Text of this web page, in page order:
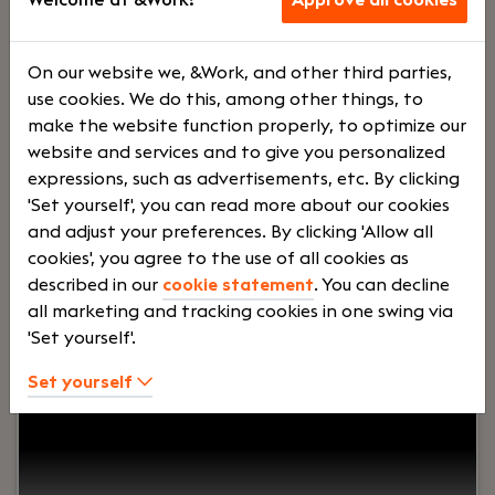
Voltij
d
€
6500 -
€
8000
Your role:
kijkt dan de cijfers? Krijg jij energie van het
On our website we, &Work, and other third parties,
use cookies. We do this, among other things, to
make the website function properly, to optimize our
website and services and to give you personalized
expressions, such as advertisements, etc. By clicking
'Set yourself', you can read more about our cookies
and adjust your preferences. By clicking 'Allow all
cookies', you agree to the use of all cookies as
described in our cookie statement. You can decline
all marketing and tracking cookies in one swing via
'Set yourself'.
Set yourself